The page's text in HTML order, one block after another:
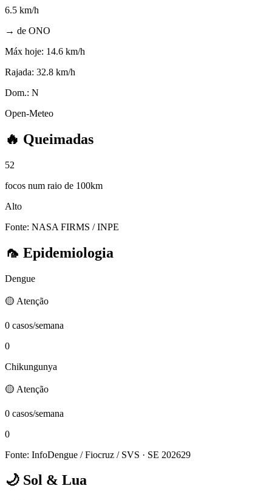
6.5 km/h
→ de ONO
Máx hoje: 14.6 km/h
Rajada: 32.8 km/h
Dom.: N
Open-Meteo
🔥 Queimadas
52
focos num raio de 100km
Alto
Fonte: NASA FIRMS / INPE
🦟 Epidemiologia
Dengue
🟡 Atenção
0 casos/semana
0
Chikungunya
🟡 Atenção
0 casos/semana
0
Fonte: InfoDengue / Fiocruz / SVS · SE 202629
🌙 Sol & Lua